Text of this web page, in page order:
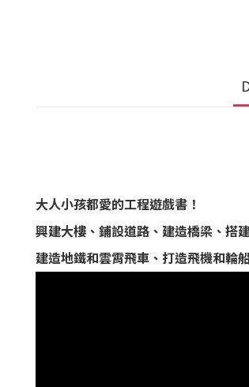
大人小孩都愛的工程遊戲書！
興建大樓、鋪設道路、建造橋梁、搭
建造地鐵和雲霄飛車、打造飛機和